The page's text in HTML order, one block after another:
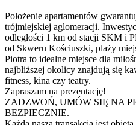
Położenie apartamentów
trójmiejskiej aglomeracji.
odległości 1 km od stacji SKM i
od Skweru Kościuszki, plaży
Piotra to idealne miejsce dla
najbliższej okolicy znajdują się
fitness, kina czy teatry.
Zapraszam na prezentację!
ZADZWOŃ, UMÓW SIĘ NA
BEZPIECZNIE.